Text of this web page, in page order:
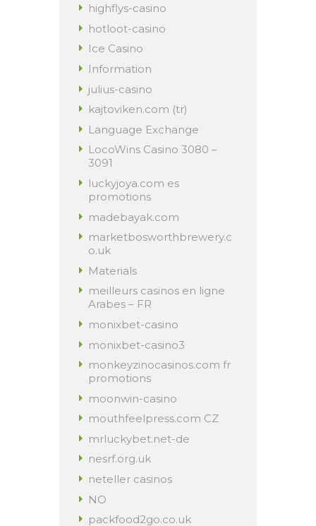
highflys-casino
hotloot-casino
Ice Casino
Information
julius-casino
kajtoviken.com (tr)
Language Exchange
LocoWins Casino 3080 –
3091
luckyjoya.com es
promotions
madebayak.com
marketbosworthbrewery.c
o.uk
Materials
meilleurs casinos en ligne
Arabes – FR
monixbet-casino
monixbet-casino3
monkeyzinocasinos.com fr
promotions
moonwin-casino
mouthfeelpress.com CZ
mrluckybet.net-de
nesrf.org.uk
neteller casinos
NO
packfood2go.co.uk